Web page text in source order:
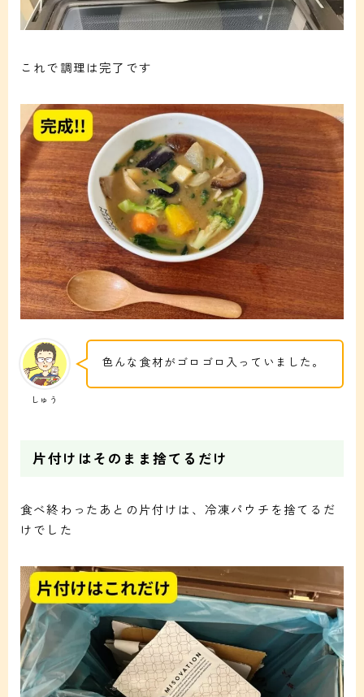
これで調理は完了です
しゅう
色んな食材がゴロゴロ入っていました。
片付けはそのまま捨てるだけ
食べ終わったあとの片付けは、冷凍パウチを捨てるだ
けでした